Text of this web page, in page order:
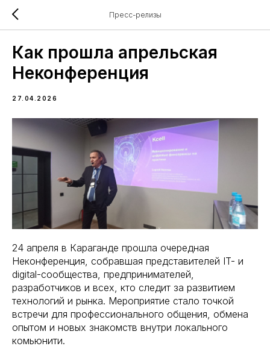
Пресс-релизы
Как прошла апрельская
Неконференция
27.04.2026
24 апреля в Караганде прошла очередная
Неконференция, собравшая представителей IT- и
digital-сообщества, предпринимателей,
разработчиков и всех, кто следит за развитием
технологий и рынка. Мероприятие стало точкой
встречи для профессионального общения, обмена
опытом и новых знакомств внутри локального
комьюнити.